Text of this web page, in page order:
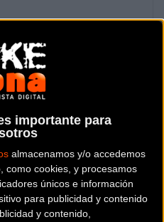
importante para
almacenamos y/o accedemos
como cookies, y procesamos
únicos e información
para publicidad y contenido
y contenido,